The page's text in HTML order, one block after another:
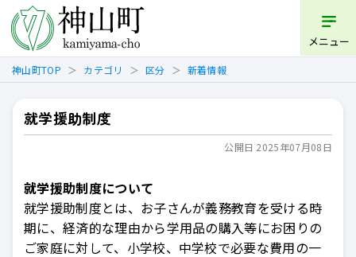
メニュー
神山町TOP カテゴリ 区分 新着情報
就学援助制度
公開日 2025年07月08日
就学援助制度について
就学援助制度とは、お子さんが義務教育を受ける時
期に、経済的な理由から学用品の購入等にお困りの
ご家庭に対して、小学校、中学校で必要な費用の一